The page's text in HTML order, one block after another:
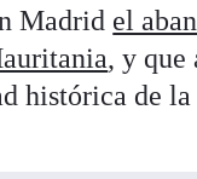
Madrid el
, y que
histórica de